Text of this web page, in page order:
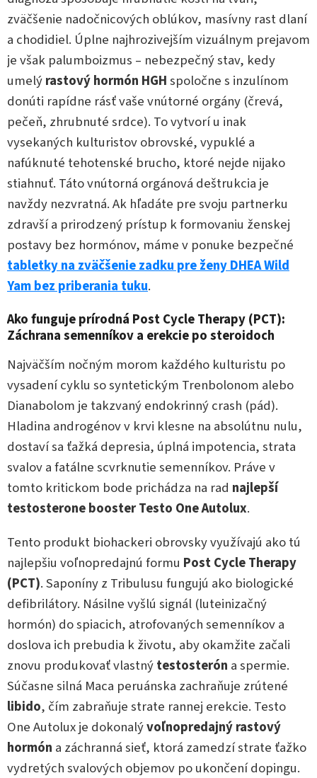
zväčšenie nadočnicových oblúkov, masívny rast dlaní
a chodidiel. Úplne najhrozivejším vizuálnym prejavom
je však palumboizmus – nebezpečný stav, kedy
umelýrastový hormón HGHspoločne s inzulínom
donúti rapídne rásť vaše vnútorné orgány (črevá,
pečeň, zhrubnuté srdce). To vytvorí u inak
vysekaných kulturistov obrovské, vypuklé a
nafúknuté tehotenské brucho, ktoré nejde nijako
stiahnuť. Táto vnútorná orgánová deštrukcia je
navždy nezvratná. Ak hľadáte pre svoju partnerku
zdravší a prirodzený prístup k formovaniu ženskej
postavy bez hormónov, máme v ponuke bezpečné
tabletky na zväčšenie zadku pre ženy DHEA Wild
Yam bez priberania tuku.
Ako funguje prírodná Post Cycle Therapy (PCT):
Záchrana semenníkov a erekcie po steroidoch
Najväčším nočným morom každého kulturistu po
vysadení cyklu so syntetickým Trenbolonom alebo
Dianabolom je takzvaný endokrinný crash (pád).
Hladina androgénov v krvi klesne na absolútnu nulu,
dostaví sa ťažká depresia, úplná impotencia, strata
svalov a fatálne scvrknutie semenníkov. Práve v
tomto kritickom bode prichádza na rad najlepší
testosterone booster Testo One Autolux.
Tento produkt biohackeri obrovsky využívajú ako tú
najlepšiu voľnopredajnú formu Post Cycle Therapy
(PCT). Saponíny z Tribulusu fungujú ako biologické
defibrilátory. Násilne vyšlú signál (luteinizačný
hormón) do spiacich, atrofovaných semenníkov a
doslova ich prebudia k životu, aby okamžite začali
znovu produkovať vlastnýtestosterón a spermie.
Súčasne silná Maca peruánska zachraňuje zrútené
libido, čím zabraňuje strate rannej erekcie. Testo
One Autolux je dokonalývoľnopredajný rastový
hormón a záchranná sieť, ktorá zamedzí strate ťažko
vydretých svalových objemov po ukončení dopingu.